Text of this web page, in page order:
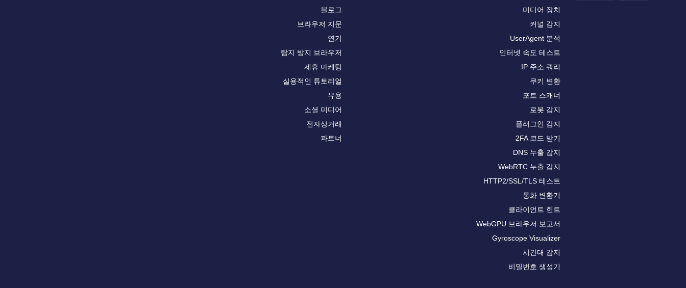
블로그
브라우저 지문
연기
탐지 방지 브라우저
제휴 마케팅
실용적인 튜토리얼
유용
소셜 미디어
전자상거래
파트너
미디어 장치
커널 감지
UserAgent 분석
인터넷 속도 테스트
IP 주소 쿼리
쿠키 변환
포트 스캐너
로봇 감지
플러그인 감지
2FA 코드 받기
DNS 누출 감지
WebRTC 누출 감지
HTTP2/SSL/TLS 테스트
통화 변환기
클라이언트 힌트
WebGPU 브라우저 보고서
Gyroscope Visualizer
시간대 감지
비밀번호 생성기